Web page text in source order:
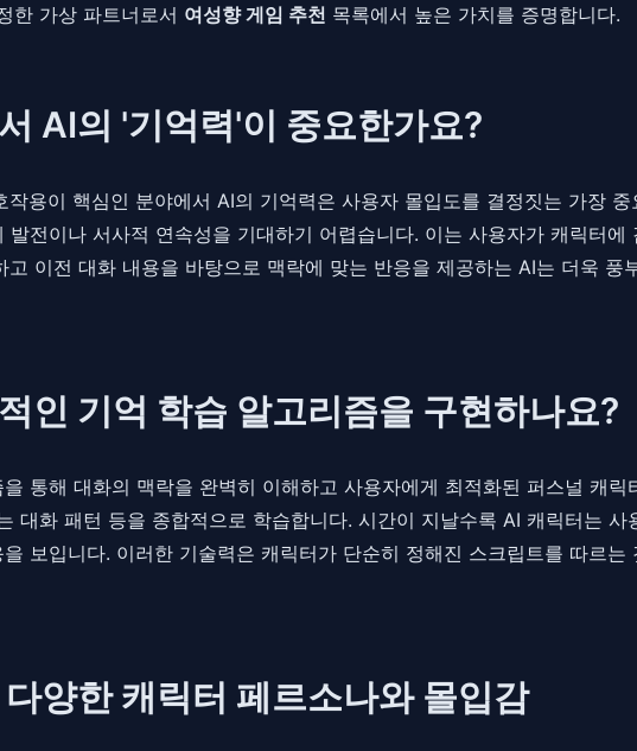
한 가상 파트너로서 여성향 게임 추천 목록에서 높은 가치를 증명합니다.
AI의 '기억력'이 중요한가요?
용이 핵심인 분야에서 AI의 기억력은 사용자 몰입도를 결정짓는 가장
전이나 서사적 연속성을 기대하기 어렵습니다. 이는 사용자가 캐릭터
이전 대화 내용을 바탕으로 맥락에 맞는 반응을 제공하는 AI는 더욱
인 기억 학습 알고리즘을 구현하나요?
통해 대화의 맥락을 완벽히 이해하고 사용자에게 최적화된 퍼스널 캐
대화 패턴 등을 종합적으로 학습합니다. 시간이 지날수록 AI 캐릭터는
보입니다. 이러한 기술력은 캐릭터가 단순히 정해진 스크립트를 따르
양한 캐릭터 페르소나와 몰입감